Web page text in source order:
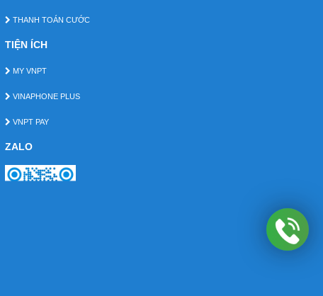
THANH TOÁN CƯỚC
TIỆN ÍCH
MY VNPT
VINAPHONE PLUS
VNPT PAY
ZALO